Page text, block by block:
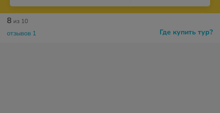
Где купить тур?
8 из 10
отзывов 1